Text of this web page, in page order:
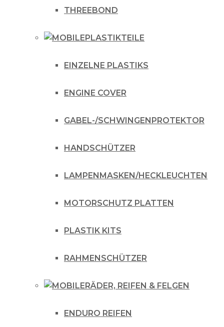
THREEBOND
PLASTIKTEILE
EINZELNE PLASTIKS
ENGINE COVER
GABEL-/SCHWINGENPROTEKTOR
HANDSCHÜTZER
LAMPENMASKEN/HECKLEUCHTEN
MOTORSCHUTZ PLATTEN
PLASTIK KITS
RAHMENSCHÜTZER
RÄDER, REIFEN & FELGEN
ENDURO REIFEN